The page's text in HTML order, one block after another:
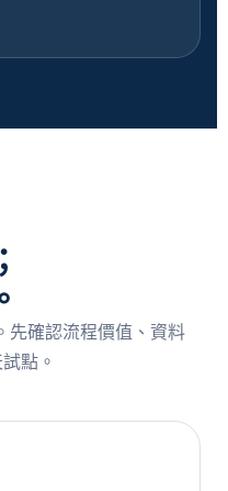
先確認流程價值、資料
點。